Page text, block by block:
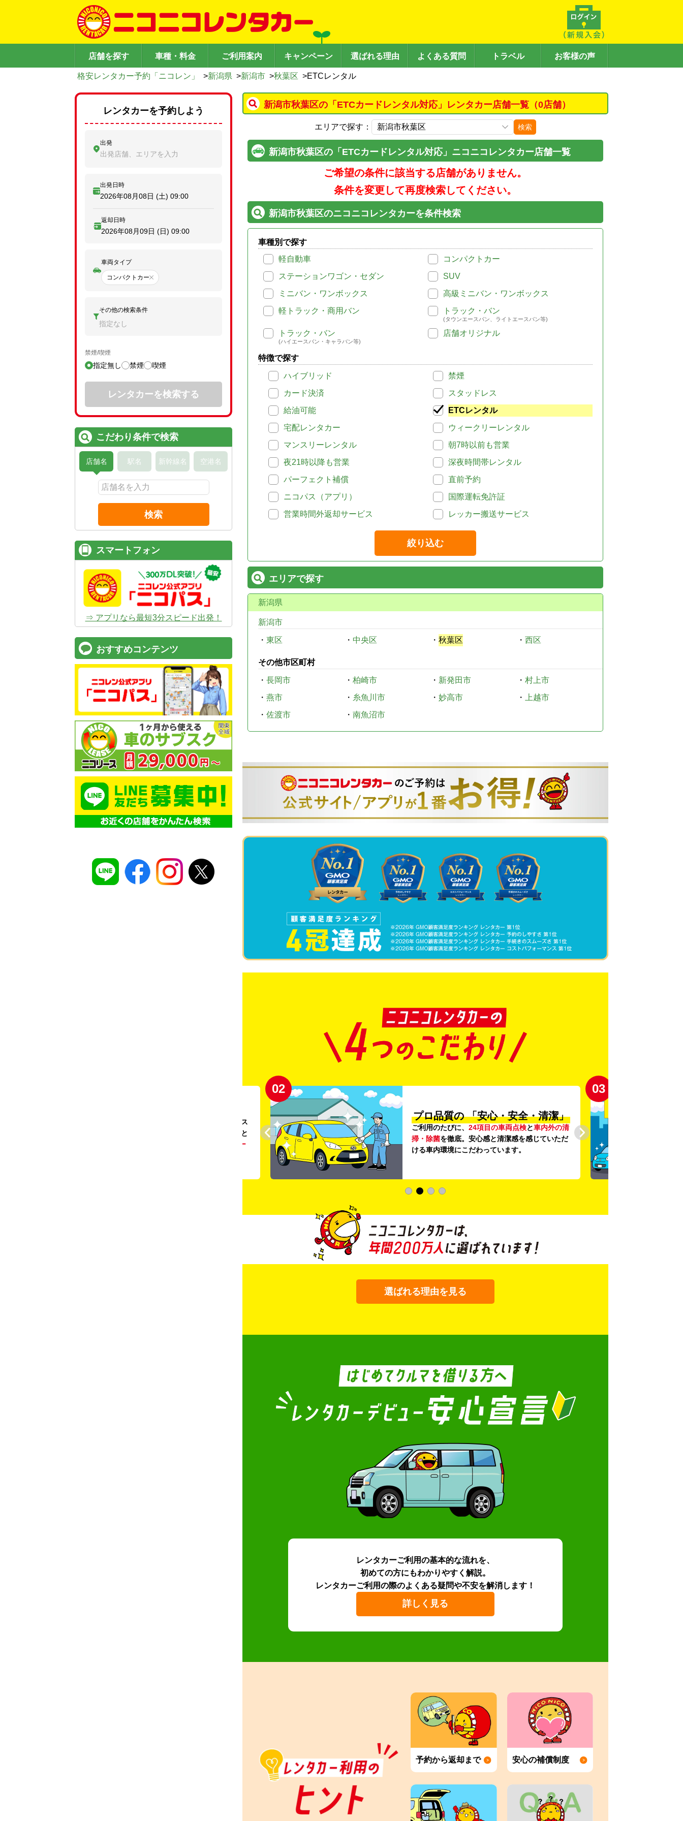
店舗を探す 車種・料金 ご利用案内 キャンペーン 選ばれる理由 よくある質問 トラベル お客様の声
格安レンタカー予約「ニコレン」 >新潟県 >新潟市 >秋葉区 >ETCレンタル
新潟市秋葉区の「ETCカードレンタル対応」レンタカー店舗一覧（0店舗）
エリアで探す： 検索
新潟市秋葉区の「ETCカードレンタル対応」ニコニコレンタカー店舗一覧
ご希望の条件に該当する店舗がありません。
条件を変更して再度検索してください。
新潟市秋葉区のニコニコレンタカーを条件検索
車種別で探す
軽自動車
コンパクトカー
ステーションワゴン・セダン
SUV
ミニバン・ワンボックス
高級ミニバン・ワンボックス
軽トラック・商用バン
トラック・バン
(タウンエースバン、ライトエースバン等)
トラック・バン
(ハイエースバン・キャラバン等)
店舗オリジナル
特徴で探す
ハイブリッド
禁煙
カード決済
スタッドレス
給油可能
ETCレンタル
宅配レンタカー
ウィークリーレンタル
マンスリーレンタル
朝7時以前も営業
夜21時以降も営業
深夜時間帯レンタル
パーフェクト補償
直前予約
ニコパス（アプリ）
国際運転免許証
営業時間外返却サービス
レッカー搬送サービス
絞り込む
エリアで探す
新潟県
新潟市
・ 東区 ・ 中央区 ・ 秋葉区 ・ 西区
その他市区町村
・ 長岡市 ・ 柏崎市 ・ 新発田市 ・ 村上市
・ 燕市 ・ 糸魚川市 ・ 妙高市 ・
上越市
・ 佐渡市 ・ 南魚沼市
。ガソリンス
タンドや整備工場の既存インフラを活用すること
リー
02
プロ品質の 「安心・安全・清潔」
ご利用のたびに、 24項目の車両点検と車内外の清
掃・除菌を徹底。安心感と清潔感を感じていただ
ける車内環境にこだわっています。
03
選ばれる理由を見る
レンタカーご利用の基本的な流れを、
初めての方にもわかりやすく解説。
レンタカーご利用の際のよくある疑問や不安を解消します！
詳しく見る
予約から返却まで 安心の補償制度
レンタカーを予約しよう
出発
出発店舗、エリアを入力
出発日時
2026年08月08日 (土) 09:00
返却日時
2026年08月09日 (日) 09:00
車両タイプ
コンパクトカー
その他の検索条件
指定なし
禁煙/喫煙
指定無し 禁煙 喫煙
レンタカーを検索する
こだわり条件で検索
店舗名 駅名 新幹線名 空港名
検索
スマートフォン
⇒ アプリなら最短3分スピード出発！
おすすめコンテンツ